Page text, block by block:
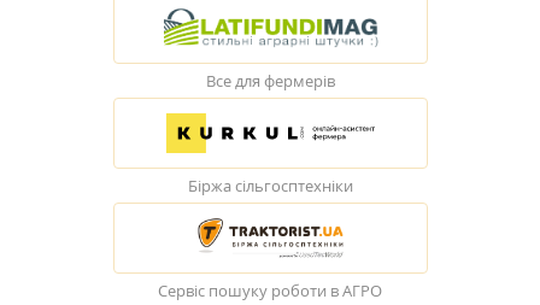
Все для фермерів
Біржа сільгосптехніки
Сервіс пошуку роботи в АГРО